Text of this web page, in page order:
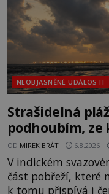
NEOBJASNĚNÉ UDÁLOSTI
Strašidelná
podhoubím, ze
OD MIREK BRÁT 6.8.2026
V indickém
část pobřeží, které
k tomu přispívá i